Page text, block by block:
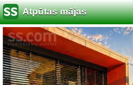
Atpūtas mājas